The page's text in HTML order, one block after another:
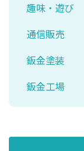
趣味・遊び
通信販売
鈑金塗装
鈑金工場